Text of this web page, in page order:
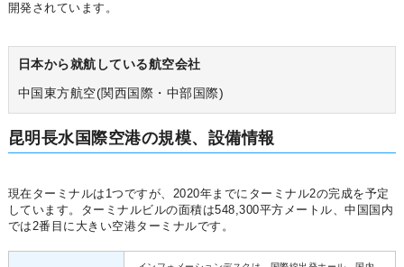
開発されています。
日本から就航している航空会社
中国東方航空(関西国際・中部国際)
昆明長水国際空港の規模、設備情報
現在ターミナルは1つですが、2020年までにターミナル2の完成を予定
しています。ターミナルビルの面積は548,300平方メートル、中国国内
では2番目に大きい空港ターミナルです。